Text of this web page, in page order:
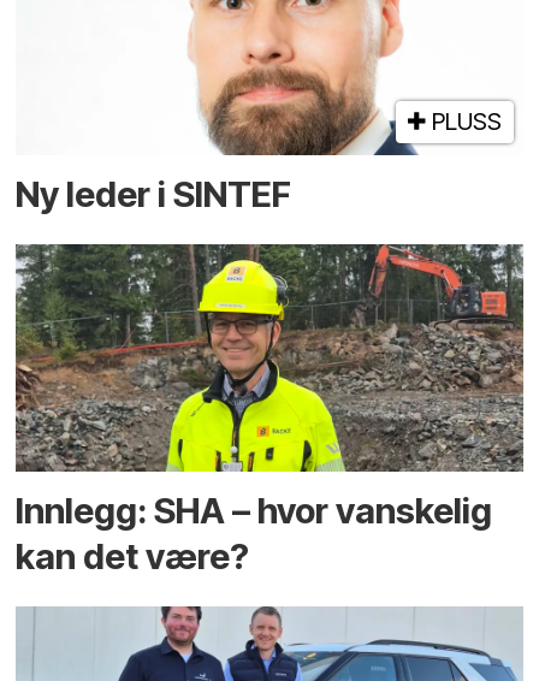
PLUSS
Ny leder i SINTEF
Innlegg: SHA – hvor vanskelig
kan det være?